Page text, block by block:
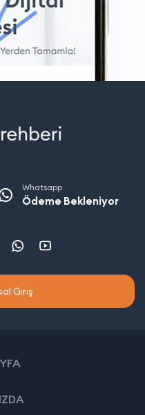
Whatsapp
Ödeme Bekleniyor
Giriş